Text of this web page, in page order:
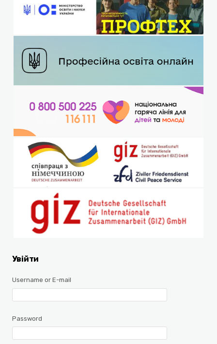
Увійти
Username or E-mail
Password